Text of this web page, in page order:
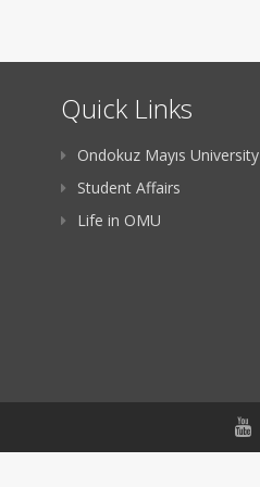
Quick Links
Ondokuz Mayıs University
Student Affairs
Life in OMU